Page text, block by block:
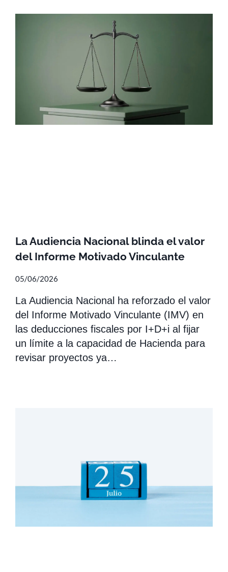
La Audiencia Nacional blinda el valor
del Informe Motivado Vinculante
05/06/2026
La Audiencia Nacional ha reforzado el valor
del Informe Motivado Vinculante (IMV) en
las deducciones fiscales por I+D+i al fijar
un límite a la capacidad de Hacienda para
revisar proyectos ya…